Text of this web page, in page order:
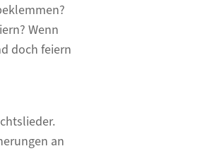
Wenn
doch feiern
an